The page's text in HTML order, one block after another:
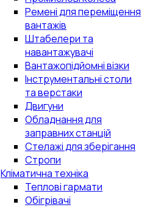
Ремені для переміщення
вантажів
Штабелери та
навантажувачі
Вантажопідйомні візки
Інструментальні столи
та верстаки
Двигуни
Обладнання для
заправних станцій
Стелажі для зберігання
Стропи
Кліматична техніка
Теплові гармати
Обігрівачі